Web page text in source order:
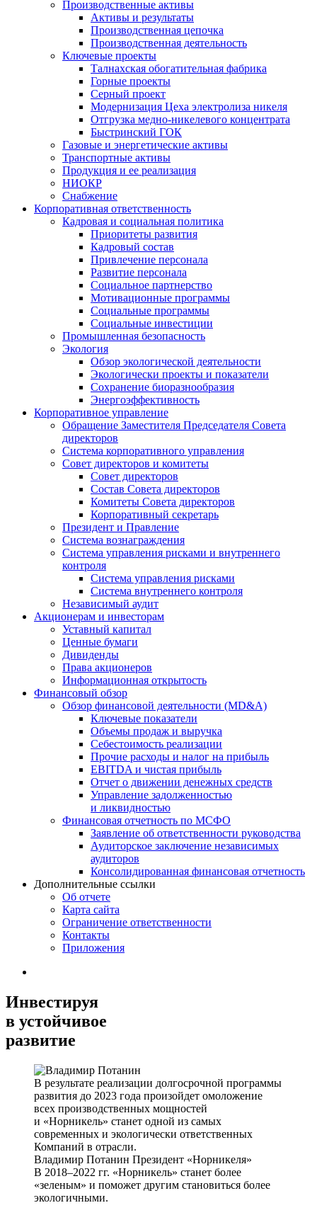
Производственные активы
Активы и результаты
Производственная цепочка
Производственная деятельность
Ключевые проекты
Талнахская обогатительная фабрика
Горные проекты
Серный проект
Модернизация Цеха электролиза никеля
Отгрузка медно-никелевого концентрата
Быстринский ГОК
Газовые и энергетические активы
Транспортные активы
Продукция и ее реализация
НИОКР
Снабжение
Корпоративная ответственность
Кадровая и социальная политика
Приоритеты развития
Кадровый состав
Привлечение персонала
Развитие персонала
Социальное партнерство
Мотивационные программы
Социальные программы
Социальные инвестиции
Промышленная безопасность
Экология
Обзор экологической деятельности
Экологически проекты и показатели
Сохранение биоразнообразия
Энергоэффективность
Корпоративное управление
Обращение Заместителя Председателя Совета
директоров
Система корпоративного управления
Совет директоров и комитеты
Совет директоров
Состав Совета директоров
Комитеты Совета директоров
Корпоративный секретарь
Президент и Правление
Система вознаграждения
Система управления рисками и внутреннего
контроля
Система управления рисками
Система внутреннего контроля
Независимый аудит
Акционерам и инвесторам
Уставный капитал
Ценные бумаги
Дивиденды
Права акционеров
Информационная открытость
Финансовый обзор
Обзор финансовой деятельности (MD&A)
Ключевые показатели
Объемы продаж и выручка
Себестоимость реализации
Прочие расходы и налог на прибыль
EBITDA и чистая прибыль
Отчет о движении денежных средств
Управление задолженностью
и ликвидностью
Финансовая отчетность по МСФО
Заявление об ответственности руководства
Аудиторское заключение независимых
аудиторов
Консолидированная финансовая отчетность
Дополнительные ссылки
Об отчете
Карта сайта
Ограничение ответственности
Контакты
Приложения
Инвестируя
в устойчивое
развитие
В результате реализации долгосрочной программы
развития до 2023 года произойдет омоложение
всех производственных мощностей
и «Норникель» станет одной из самых
современных и экологически ответственных
Компаний в отрасли.
Владимир Потанин Президент «Норникеля»
В 2018–2022 гг. «Норникель» станет более
«зеленым» и поможет другим становиться более
экологичными.